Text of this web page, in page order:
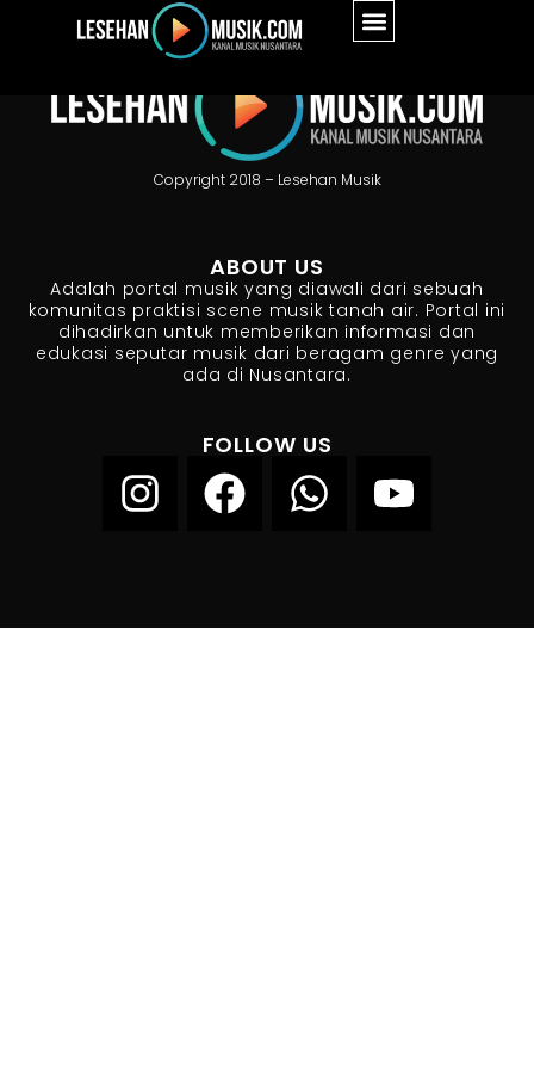
Copyright 2018 – Lesehan Musik
ABOUT US
Adalah portal musik yang diawali dari sebuah
komunitas praktisi scene musik tanah air. Portal ini
dihadirkan untuk memberikan informasi dan
edukasi seputar musik dari beragam genre yang
ada di Nusantara.
FOLLOW US